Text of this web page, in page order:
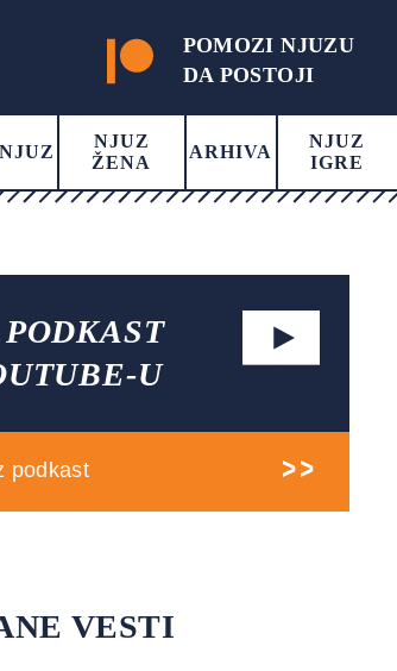
POMOZI NJUZU
DA POSTOJI
NJUZ
ŽENA
ARHIVA
NJUZ
IGRE
U
podkast
VESTI